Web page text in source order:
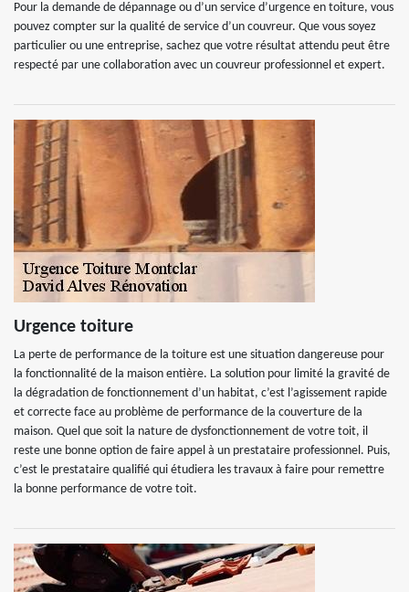
Pour la demande de dépannage ou d’un service d’urgence en toiture, vous
pouvez compter sur la qualité de service d’un couvreur. Que vous soyez
particulier ou une entreprise, sachez que votre résultat attendu peut être
respecté par une collaboration avec un couvreur professionnel et expert.
Urgence toiture
La perte de performance de la toiture est une situation dangereuse pour
la fonctionnalité de la maison entière. La solution pour limité la gravité de
la dégradation de fonctionnement d’un habitat, c’est l’agissement rapide
et correcte face au problème de performance de la couverture de la
maison. Quel que soit la nature de dysfonctionnement de votre toit, il
reste une bonne option de faire appel à un prestataire professionnel. Puis,
c’est le prestataire qualifié qui étudiera les travaux à faire pour remettre
la bonne performance de votre toit.